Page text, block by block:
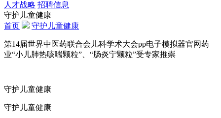
人才战略 招聘信息
守护儿童健康
首页
守护儿童健康
第14届世界中医药联合会儿科学术大会pp电子模拟器官网药
业“小儿肺热咳喘颗粒”、“肠炎宁颗粒”受专家推崇
守护儿童健康
守护儿童健康